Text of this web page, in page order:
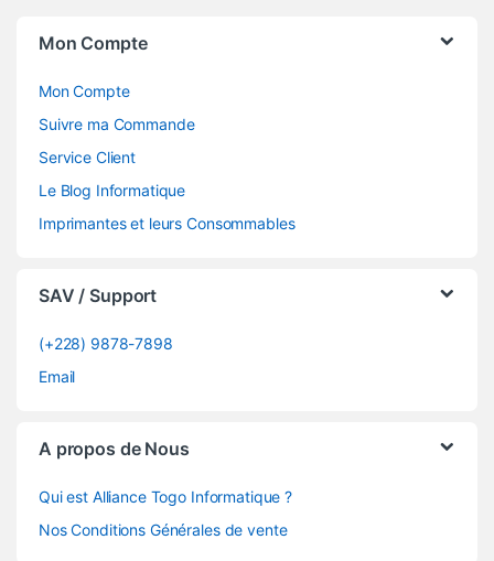
Mon Compte
Mon Compte
Suivre ma Commande
Service Client
Le Blog Informatique
Imprimantes et leurs Consommables
SAV / Support
(+228) 9878-7898
Email
A propos de Nous
Qui est Alliance Togo Informatique ?
Nos Conditions Générales de vente